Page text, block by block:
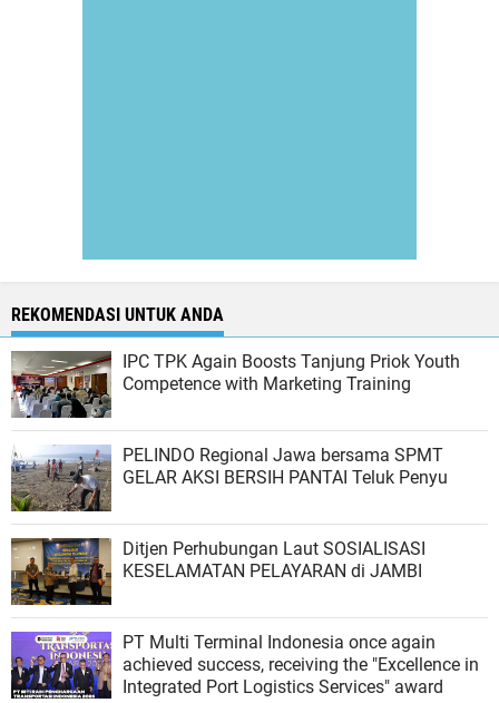
REKOMENDASI UNTUK ANDA
IPC TPK Again Boosts Tanjung Priok Youth
Competence with Marketing Training
PELINDO Regional Jawa bersama SPMT
GELAR AKSI BERSIH PANTAI Teluk Penyu
Ditjen Perhubungan Laut SOSIALISASI
KESELAMATAN PELAYARAN di JAMBI
PT Multi Terminal Indonesia once again
achieved success, receiving the "Excellence in
Integrated Port Logistics Services" award